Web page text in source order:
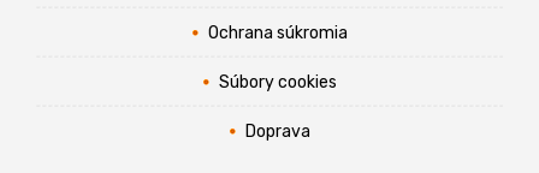
Ochrana súkromia
Súbory cookies
Doprava